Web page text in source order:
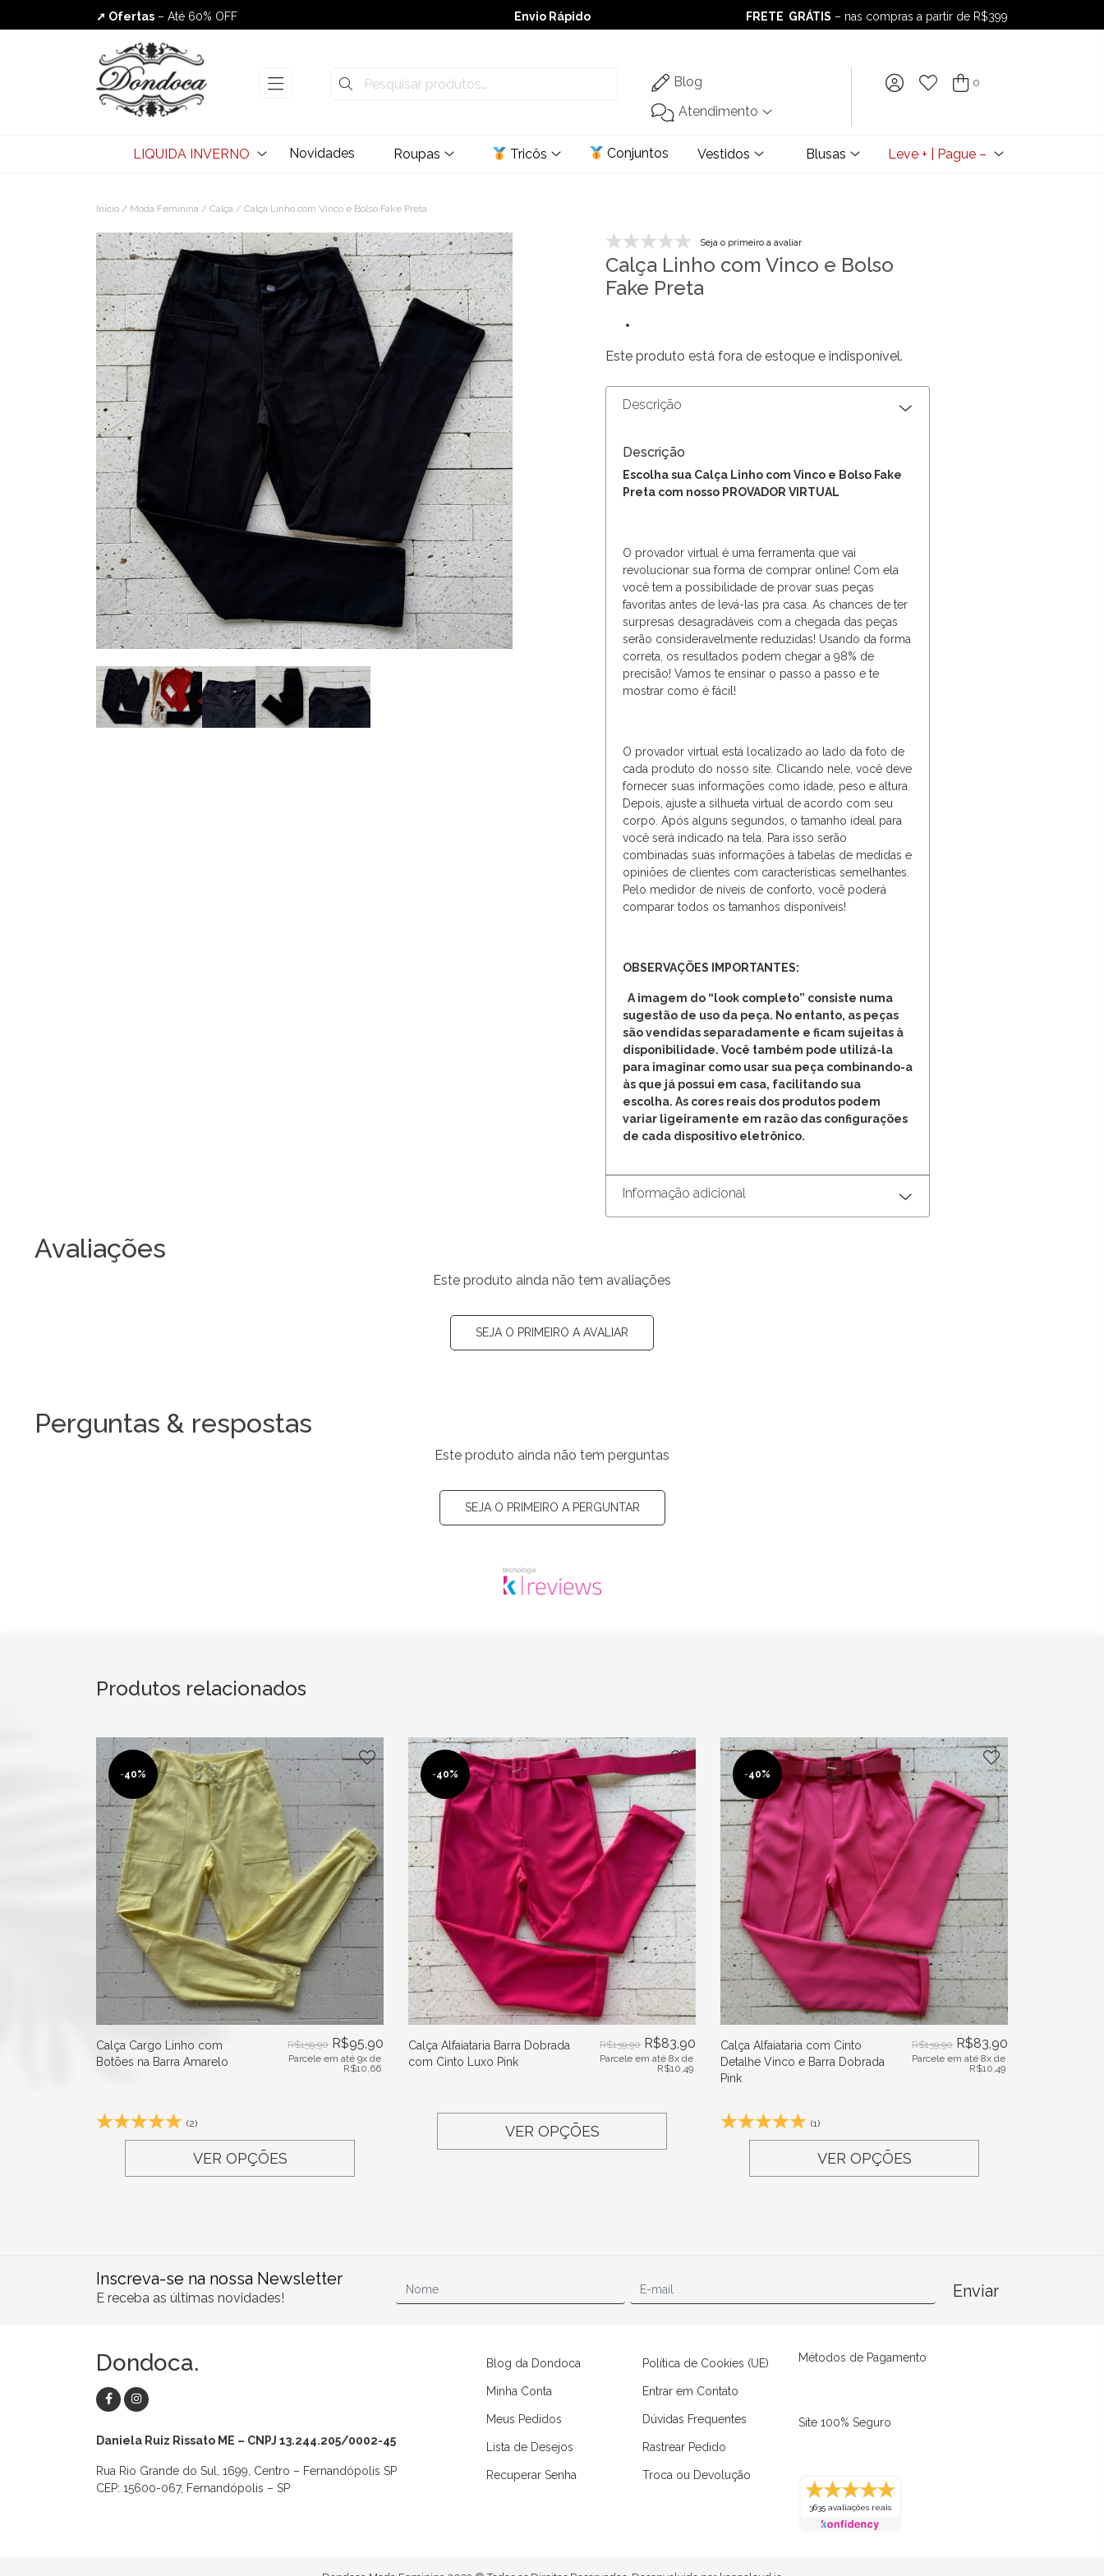
➚ Ofertas – Até 60% OFF
Envio Rápido
Envio Rápido
➚ Ofertas– Até 60% OFF
FRETE GRÁTIS – nas compras a partir de R$399
FRETE GRÁTIS– nas compras a partir de R$399
Blog
Atendimento
0
LIQUIDA INVERNO Novidades Roupas Tricôs Conjuntos Vestidos Blusas Leve + | Pague –
Macaquinhos Blusas Vestidos Calças
Início / Moda Feminina / Calça / Calça Linho com Vinco e Bolso Fake Preta
Seja o primeiro a avaliar
Calça Linho com Vinco e Bolso
Fake Preta
Este produto está fora de estoque e indisponível.
Descrição
Descrição
Escolha sua Calça Linho com Vinco e Bolso Fake
Preta com nosso PROVADOR VIRTUAL
O provador virtual é uma ferramenta que vai
revolucionar sua forma de comprar online! Com ela
você tem a possibilidade de provar suas peças
favoritas antes de levá-las pra casa. As chances de ter
surpresas desagradáveis com a chegada das peças
serão consideravelmente reduzidas! Usando da forma
correta, os resultados podem chegar a 98% de
precisão! Vamos te ensinar o passo a passo e te
mostrar como é fácil!
O provador virtual está localizado ao lado da foto de
cada produto do nosso site. Clicando nele, você deve
fornecer suas informações como idade, peso e altura.
Depois, ajuste a silhueta virtual de acordo com seu
corpo. Após alguns segundos, o tamanho ideal para
você será indicado na tela. Para isso serão
combinadas suas informações à tabelas de medidas e
opiniões de clientes com características semelhantes.
Pelo medidor de níveis de conforto, você poderá
comparar todos os tamanhos disponíveis!
OBSERVAÇÕES IMPORTANTES:
A imagem do “look completo” consiste numa
sugestão de uso da peça. No entanto, as peças
são vendidas separadamente e ficam sujeitas à
disponibilidade. Você também pode utilizá-la
para imaginar como usar sua peça combinando-a
às que já possui em casa, facilitando sua
escolha. As cores reais dos produtos podem
variar ligeiramente em razão das configurações
de cada dispositivo eletrônico.
Informação adicional
Avaliações
Este produto ainda não tem avaliações
SEJA O PRIMEIRO A AVALIAR
Perguntas & respostas
Este produto ainda não tem perguntas
SEJA O PRIMEIRO A PERGUNTAR
Produtos relacionados
-40%
Calça Cargo Linho com
Botões na Barra Amarelo
R$159,90 R$95,90
Parcele em até 9x de
R$10,66
(2)
VER OPÇÕES
-40%
Calça Alfaiataria Barra Dobrada
com Cinto Luxo Pink
R$139,90 R$83,90
Parcele em até 8x de
R$10,49
VER OPÇÕES
-40%
Calça Alfaiataria com Cinto
Detalhe Vinco e Barra Dobrada
Pink
R$139,90 R$83,90
Parcele em até 8x de
R$10,49
(1)
VER OPÇÕES
Inscreva-se na nossa Newsletter
E receba as últimas novidades! Enviar
Dondoca.
Daniela Ruiz Rissato ME – CNPJ 13.244.205/0002-45
Rua Rio Grande do Sul, 1699, Centro – Fernandópolis SP
CEP: 15600-067, Fernandópolis – SP
Blog da Dondoca
Minha Conta
Meus Pedidos
Lista de Desejos
Recuperar Senha
Política de Cookies (UE)
Entrar em Contato
Dúvidas Frequentes
Rastrear Pedido
Troca ou Devolução
Métodos de Pagamento
Site 100% Seguro
3635 avaliações reais